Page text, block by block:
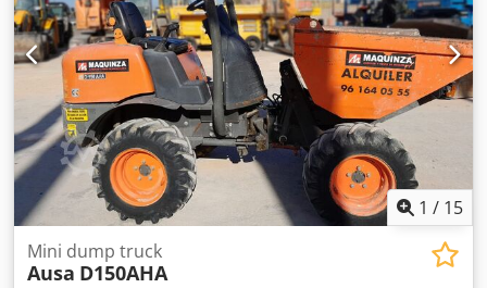
1 / 15
Mini dump truck
Ausa D150AHA